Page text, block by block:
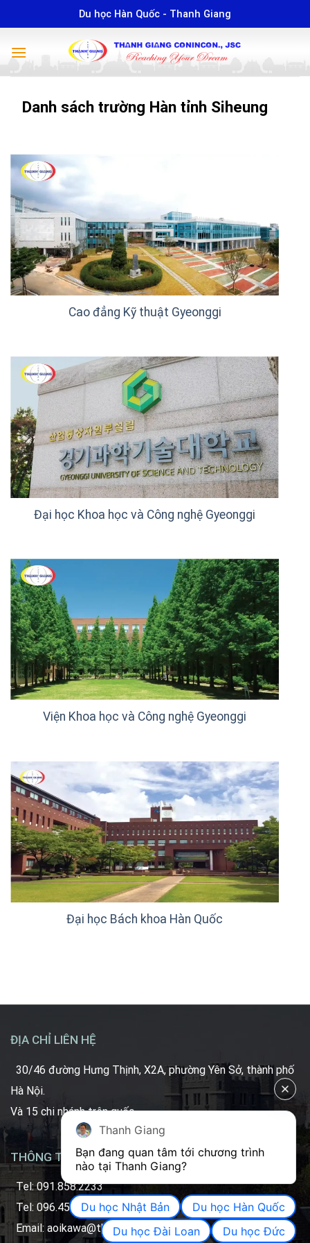
to
Du học Hàn Quốc - Thanh Giang
Danh sách trường Hàn tỉnh Siheung
Cao đẳng Kỹ thuật Gyeonggi
Đại học Khoa học và Công nghệ Gyeonggi
Viện Khoa học và Công nghệ Gyeonggi
Đại học Bách khoa Hàn Quốc
ĐỊA CHỈ LIÊN HỆ
30/46 đường Hưng Thịnh, X2A, phường Yên Sở, thành phố
Hà Nội.
Và 15 chi nhánh trên quốc.
THÔNG TIN LIÊN HỆ
Tel: 091.858.2233
Tel: 096.450.2233 (Zalo)
Email: aoikawa@thanhgiang.com.vn
Thanh Giang
Bạn đang quan tâm tới chương trình
nào tại Thanh Giang?
Du học Nhật Bản
Du học Hàn Quốc
Du học Đài Loan
Du học Đức